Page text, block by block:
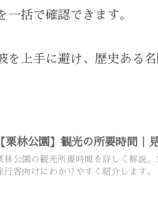
一括で確認できます。
を上手に避け、歴史ある
【栗林公園】観光の所要時間｜
林公園の観光所要時間を詳しく解説
行客向けにわかりやすく紹介します。